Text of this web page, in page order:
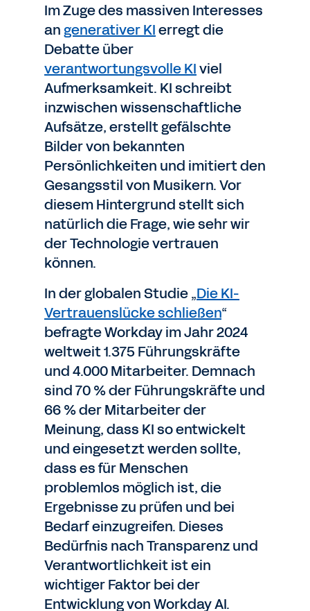
Im Zuge des massiven Interesses
an generativer KIerregt die
Debatte über
verantwortungsvolle KIviel
Aufmerksamkeit. KI schreibt
inzwischen wissenschaftliche
Aufsätze, erstellt gefälschte
Bilder von bekannten
Persönlichkeiten und imitiert den
Gesangsstil von Musikern. Vor
diesem Hintergrund stellt sich
natürlich die Frage, wie sehr wir
der Technologie vertrauen
können.
In der globalen Studie „Die KI-
Vertrauenslücke schließen“
befragte Workday im Jahr 2024
weltweit 1.375 Führungskräfte
und 4.000 Mitarbeiter. Demnach
sind 70 % der Führungskräfte und
66 % der Mitarbeiter der
Meinung, dass KI so entwickelt
und eingesetzt werden sollte,
dass es für Menschen
problemlos möglich ist, die
Ergebnisse zu prüfen und bei
Bedarf einzugreifen. Dieses
Bedürfnis nach Transparenz und
Verantwortlichkeit ist ein
wichtiger Faktor bei der
Entwicklung von Workday AI.